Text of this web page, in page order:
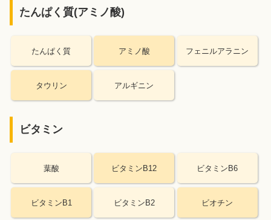
たんぱく質(アミノ酸)
たんぱく質 アミノ酸 フェニルアラニン
タウリン アルギニン
ビタミン
葉酸 ビタミンB12 ビタミンB6
ビタミンB1 ビタミンB2 ビオチン